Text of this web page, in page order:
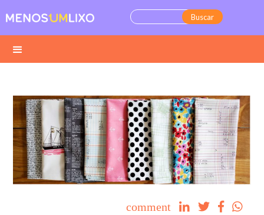
comment    